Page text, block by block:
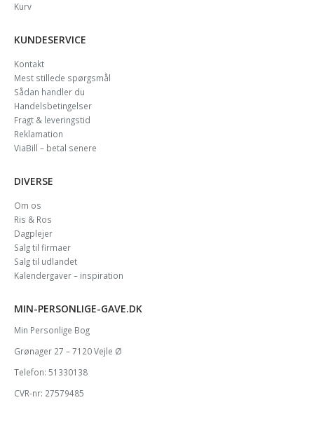
Kurv
KUNDESERVICE
Kontakt
Mest stillede spørgsmål
Sådan handler du
Handelsbetingelser
Fragt & leveringstid
Reklamation
ViaBill – betal senere
DIVERSE
Om os
Ris & Ros
Dagplejer
Salg til firmaer
Salg til udlandet
Kalendergaver – inspiration
MIN-PERSONLIGE-GAVE.DK
Min Personlige Bog
Grønager 27 – 7120 Vejle Ø
Telefon: 51330138
CVR-nr: 27579485